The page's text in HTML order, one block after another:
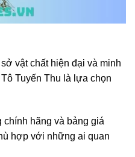
vật chất hiện đại và minh
Tuyến Thu là lựa chọn
chính hãng và bảng giá
hợp với những ai quan